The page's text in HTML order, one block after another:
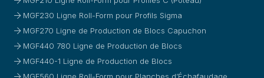
MGF230 Ligne Roll-Form pour Profils Sigma
MGF270 Ligne de Production de Blocs Capuchon
MGF440 780 Ligne de Production de Blocs
MGF440-1 Ligne de Production de Blocs
MGF560 Ligne Roll-Form pour Planches d’Échafaudage